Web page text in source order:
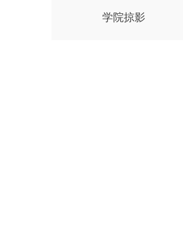
学院掠影